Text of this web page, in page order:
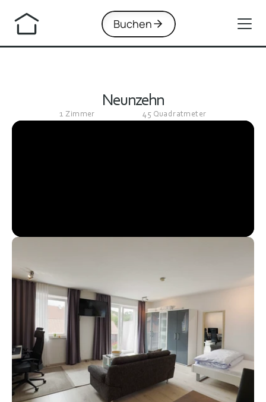
Buchen
Neunzehn
1 Zimmer 45 Quadratmeter